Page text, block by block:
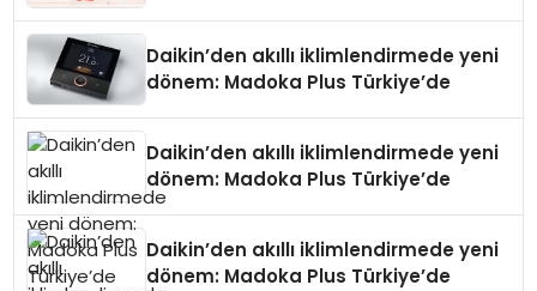
Daikin’den akıllı iklimlendirmede yeni
dönem: Madoka Plus Türkiye’de
Daikin’den akıllı iklimlendirmede yeni
dönem: Madoka Plus Türkiye’de
Daikin’den akıllı iklimlendirmede yeni
dönem: Madoka Plus Türkiye’de